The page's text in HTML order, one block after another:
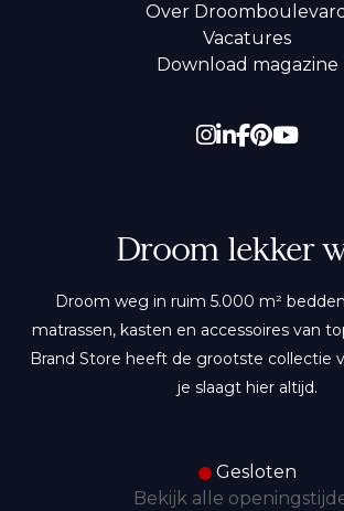
Over Droomboulevard
Vacatures
Download magazine
Droom lekker
Droom weg in ruim 5.000 m²
matrassen, kasten en accessoires van
Brand Store heeft de grootste collectie
je slaagt hier altijd.
Gesloten
Bekijk alle